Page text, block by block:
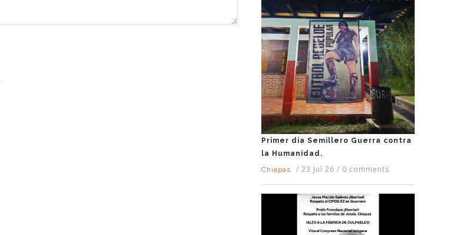
Primer día Semillero Guerra contra
la Humanidad.
Chiapas
/ 23 Jul 26 / 0 comments